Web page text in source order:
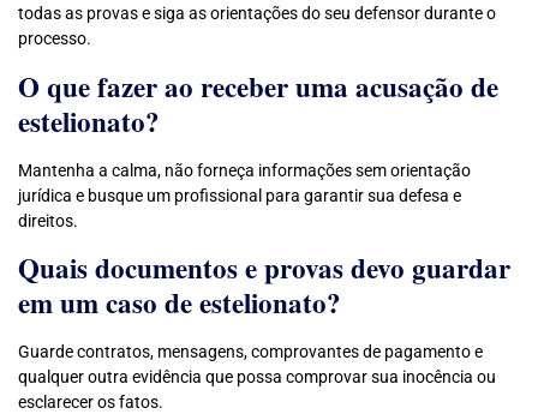
todas as provas e siga as orientações do seu defensor durante o
processo.
O que fazer ao receber uma acusação de
estelionato?
Mantenha a calma, não forneça informações sem orientação
jurídica e busque um profissional para garantir sua defesa e
direitos.
Quais documentos e provas devo guardar
em um caso de estelionato?
Guarde contratos, mensagens, comprovantes de pagamento e
qualquer outra evidência que possa comprovar sua inocência ou
esclarecer os fatos.